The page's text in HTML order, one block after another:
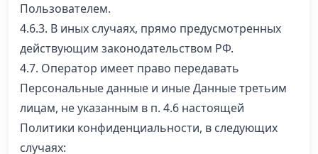
Пользователем.
4.6.3. В иных случаях, прямо предусмотренных
действующим законодательством РФ.
4.7. Оператор имеет право передавать
Персональные данные и иные Данные третьим
лицам, не указанным в п. 4.6 настоящей
Политики конфиденциальности, в следующих
случаях: